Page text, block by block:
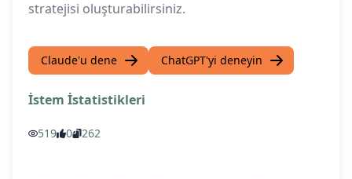
stratejisi oluşturabilirsiniz.
Claude'u dene ChatGPT'yi deneyin
İstem İstatistikleri
519 0 262